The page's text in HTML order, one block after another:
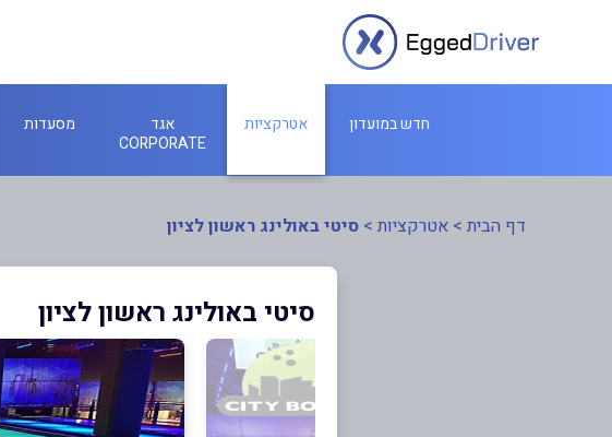
חדש במועדון אטרקציות
אגד
CORPORATE
מסעדות
דף הבית > אטרקציות > סיטי באולינג ראשון לציון
סיטי באולינג ראשון לציון